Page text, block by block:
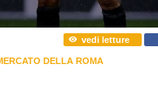
vedi letture
DELLA ROMA